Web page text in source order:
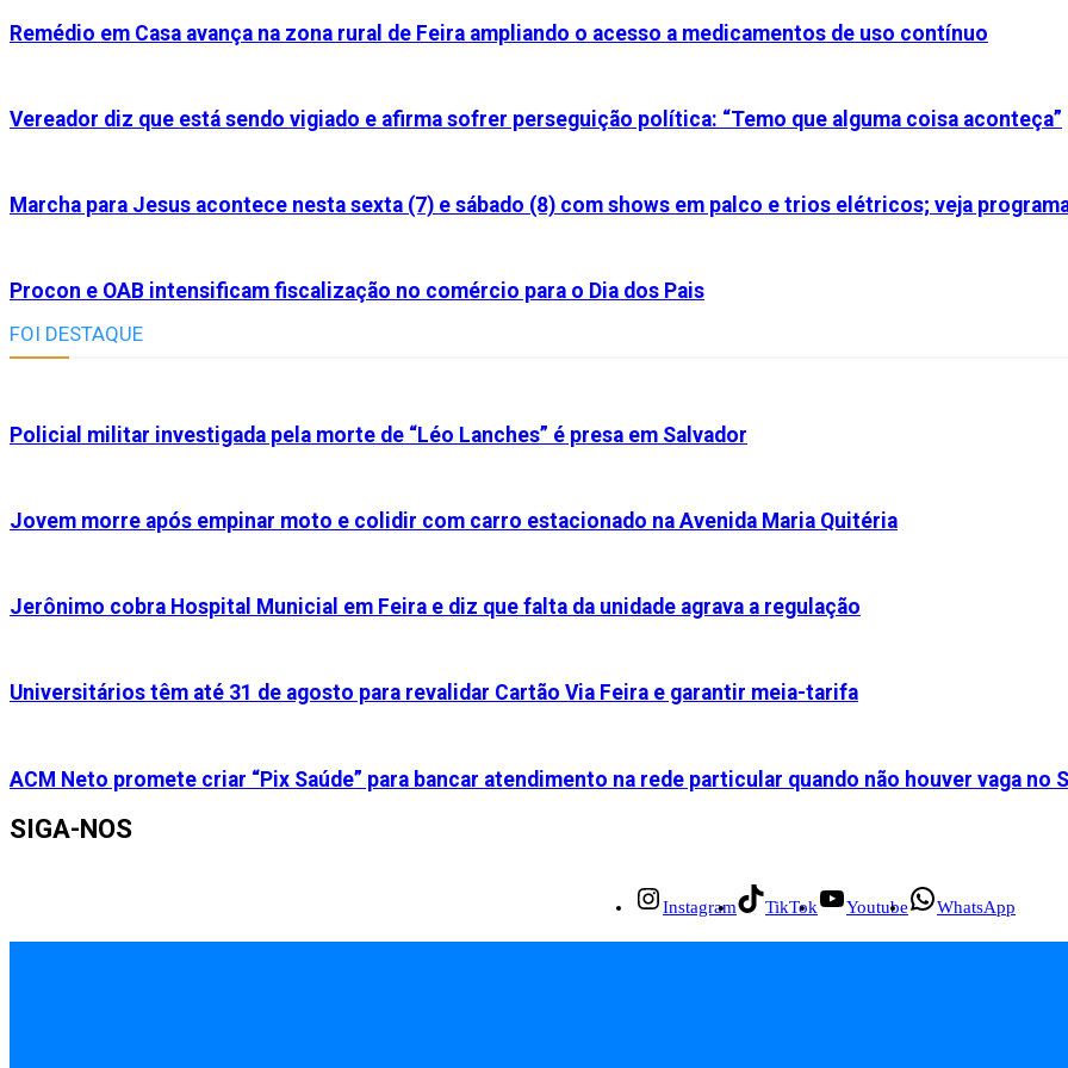
Remédio em Casa avança na zona rural de Feira ampliando o acesso a medicamentos de uso contínuo
Vereador diz que está sendo vigiado e afirma sofrer perseguição política: “Temo que alguma coisa aconteça”
Marcha para Jesus acontece nesta sexta (7) e sábado (8) com shows em palco e trios elétricos; veja
Procon e OAB intensificam fiscalização no comércio para o Dia dos Pais
FOI DESTAQUE
Policial militar investigada pela morte de “Léo Lanches” é presa em Salvador
Jovem morre após empinar moto e colidir com carro estacionado na Avenida Maria Quitéria
Jerônimo cobra Hospital Municial em Feira e diz que falta da unidade agrava a regulação
Universitários têm até 31 de agosto para revalidar Cartão Via Feira e garantir meia-tarifa
ACM Neto promete criar “Pix Saúde” para bancar atendimento na rede particular quando não houver vaga no
SIGA-NOS
Instagram TikTok Youtube WhatsApp